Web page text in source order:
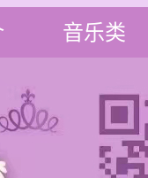
音乐类